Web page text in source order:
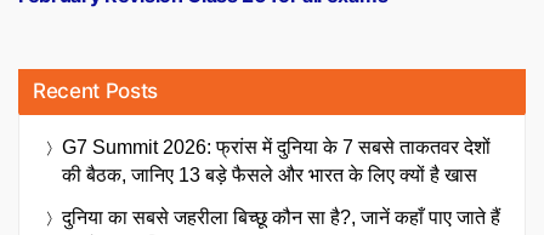
Recent Posts
G7 Summit 2026: फ्रांस में दुनिया के 7 सबसे ताकतवर देशों
की बैठक, जानिए 13 बड़े फैसले और भारत के लिए क्यों है खास
दुनिया का सबसे जहरीला बिच्छू कौन सा है?, जानें कहाँ पाए जाते हैं